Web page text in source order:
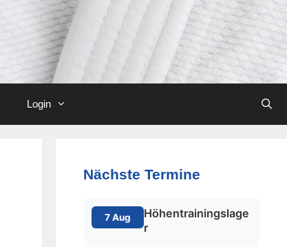
Login
Nächste Termine
7 Aug
Höhentrainingslage
r